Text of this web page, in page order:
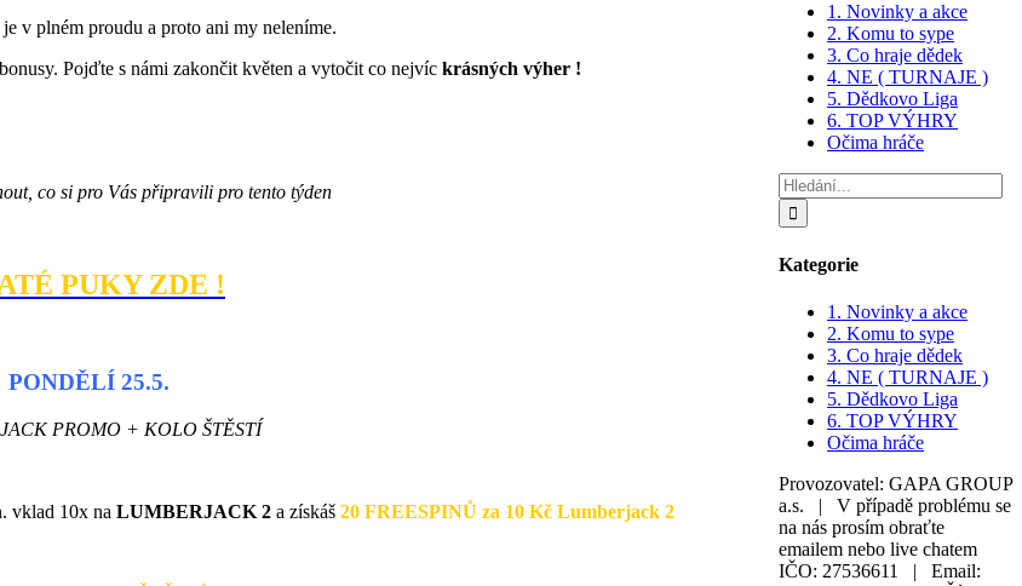
v plném proudu a proto ani my neleníme.
Pojďte s námi zakončit květen a vytočit co nejvíc krásných výher !
co si pro Vás připravili pro tento týden
PUKY ZDE !
PONDĚLÍ 25.5.
PROMO + KOLO ŠTĚSTÍ
vklad 10x na LUMBERJACK 2a získáš 20 FREESPINŮ za 10 Kč Lumberjack 2
1. Novinky a akce
2. Komu to sype
3. Co hraje dědek
4. NE ( TURNAJE )
5. Dědkovo Liga
6. TOP VÝHRY
Očima hráče
Hledat:
Kategorie
1. Novinky a akce
2. Komu to sype
3. Co hraje dědek
4. NE ( TURNAJE )
5. Dědkovo Liga
6. TOP VÝHRY
Očima hráče
Provozovatel: GAPA GROUP
a.s. | V případě problému se
na nás prosím obraťte
emailem nebo live chatem
IČO: 27536611 | Email: